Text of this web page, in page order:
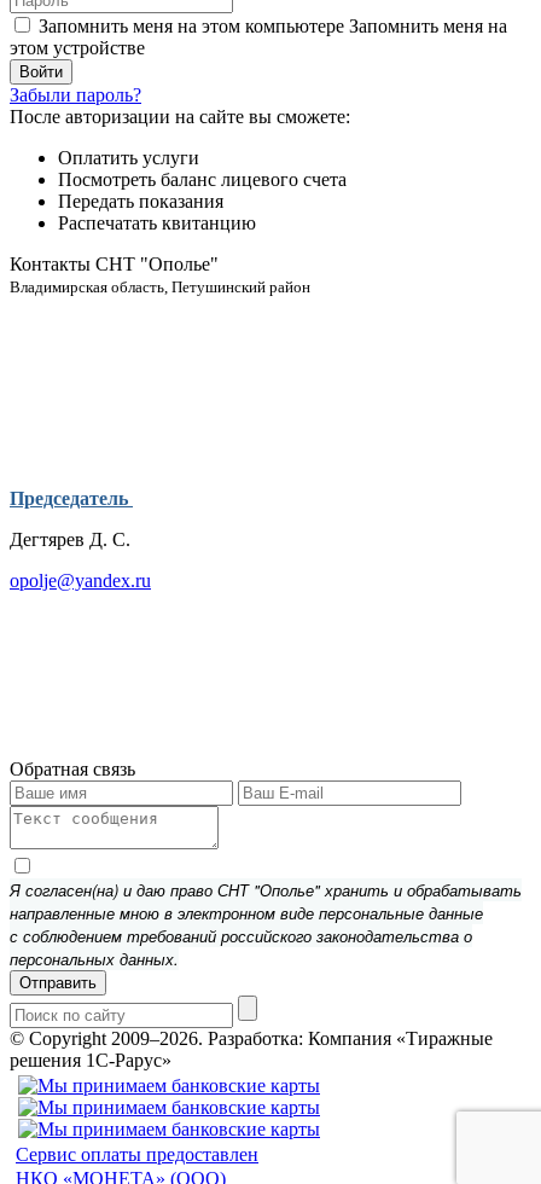
Запомнить меня на этом компьютере Запомнить меня на
этом устройстве
Забыли пароль?
После авторизации на сайте вы сможете:
Оплатить услуги
Посмотреть баланс лицевого счета
Передать показания
Распечатать квитанцию
Контакты СНТ "Ополье"
Владимирская область, Петушинский район
Председатель
Дегтярев Д. С.
opolje@yandex.ru
Обратная связь
Я согласен(на) и даю право СНТ "Ополье" хранить и обрабатывать
направленные мною в электронном виде персональные данные
с соблюдением требований российского законодательства о
персональных данных.
Отправить
© Copyright 2009–2026. Разработка: Компания «Тиражные
решения 1С-Рарус»
Сервис оплаты предоставлен
НКО «МОНЕТА» (ООО)